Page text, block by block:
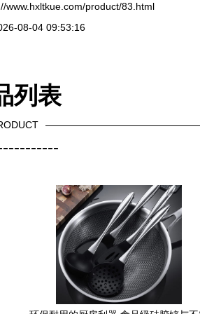
www.hxltkue.com/product/83.html
08-04 09:53:16
列表